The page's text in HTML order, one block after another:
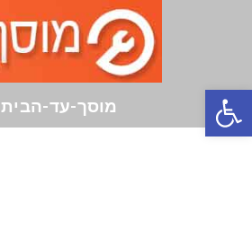
מוסך-עד-הבית פתח סרגל נגישות